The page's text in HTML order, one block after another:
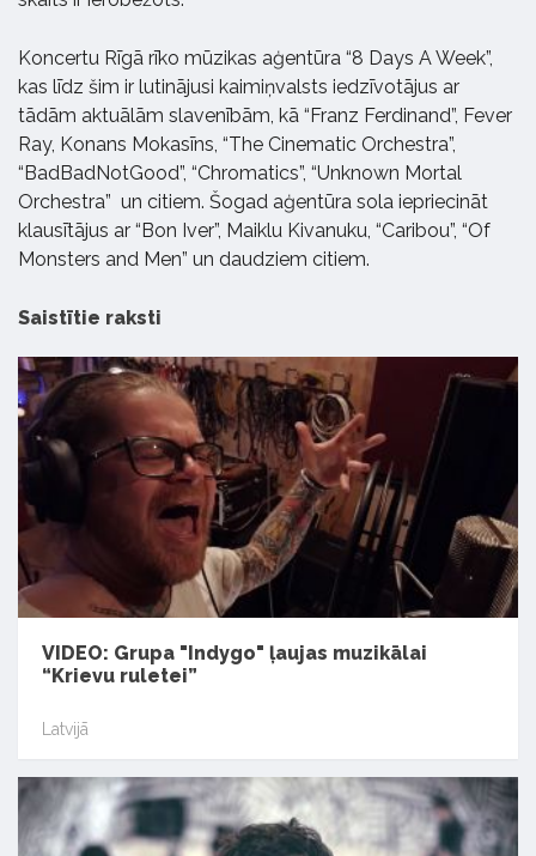
Koncertu Rīgā rīko mūzikas aģentūra “8 Days A Week”,
kas līdz šim ir lutinājusi kaimiņvalsts iedzīvotājus ar
tādām aktuālām slavenībām, kā “Franz Ferdinand”, Fever
Ray, Konans Mokasīns, “The Cinematic Orchestra”,
“BadBadNotGood”, “Chromatics”, “Unknown Mortal
Orchestra” un citiem. Šogad aģentūra sola iepriecināt
klausītājus ar “Bon Iver”, Maiklu Kivanuku, “Caribou”, “Of
Monsters and Men” un daudziem citiem.
Saistītie raksti
VIDEO: Grupa "Indygo" ļaujas muzikālai
“Krievu ruletei”
Latvijā